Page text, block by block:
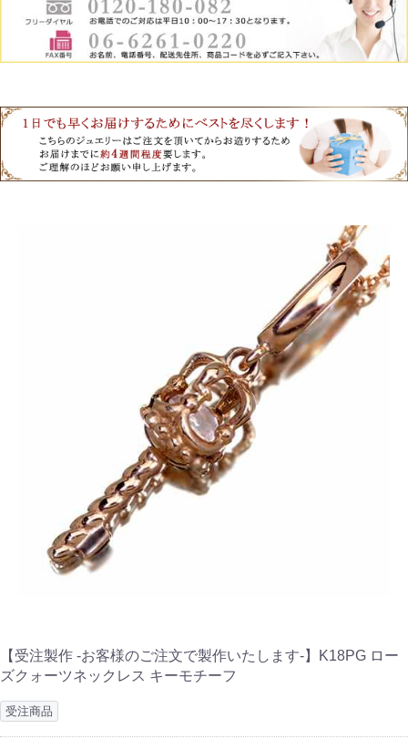
【受注製作 -お客様のご注文で製作いたします-】K18PG ロー
ズクォーツネックレス キーモチーフ
受注商品